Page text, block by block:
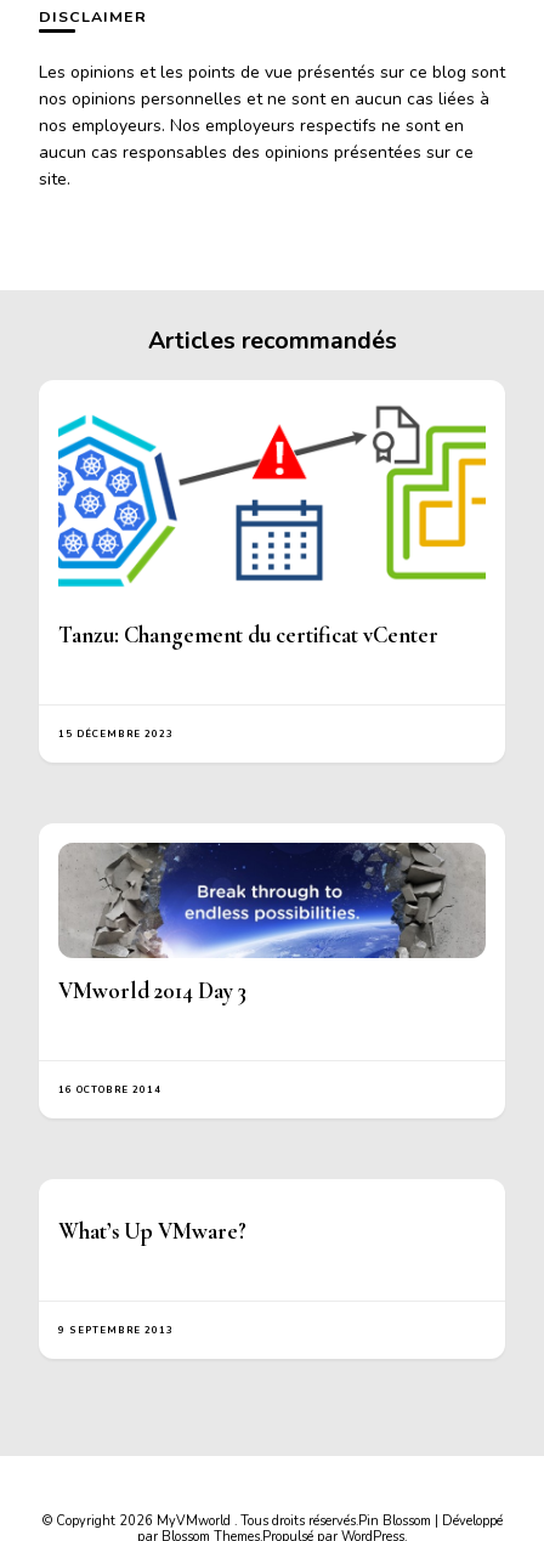
DISCLAIMER
Les opinions et les points de vue présentés sur ce blog sont
nos opinions personnelles et ne sont en aucun cas liées à
nos employeurs. Nos employeurs respectifs ne sont en
aucun cas responsables des opinions présentées sur ce
site.
Articles recommandés
Tanzu: Changement du certificat vCenter
15 DÉCEMBRE 2023
VMworld 2014 Day 3
16 OCTOBRE 2014
What’s Up VMware?
9 SEPTEMBRE 2013
© Copyright 2026 MyVMworld . Tous droits réservés.Pin Blossom | Développé
par Blossom Themes.Propulsé par WordPress.